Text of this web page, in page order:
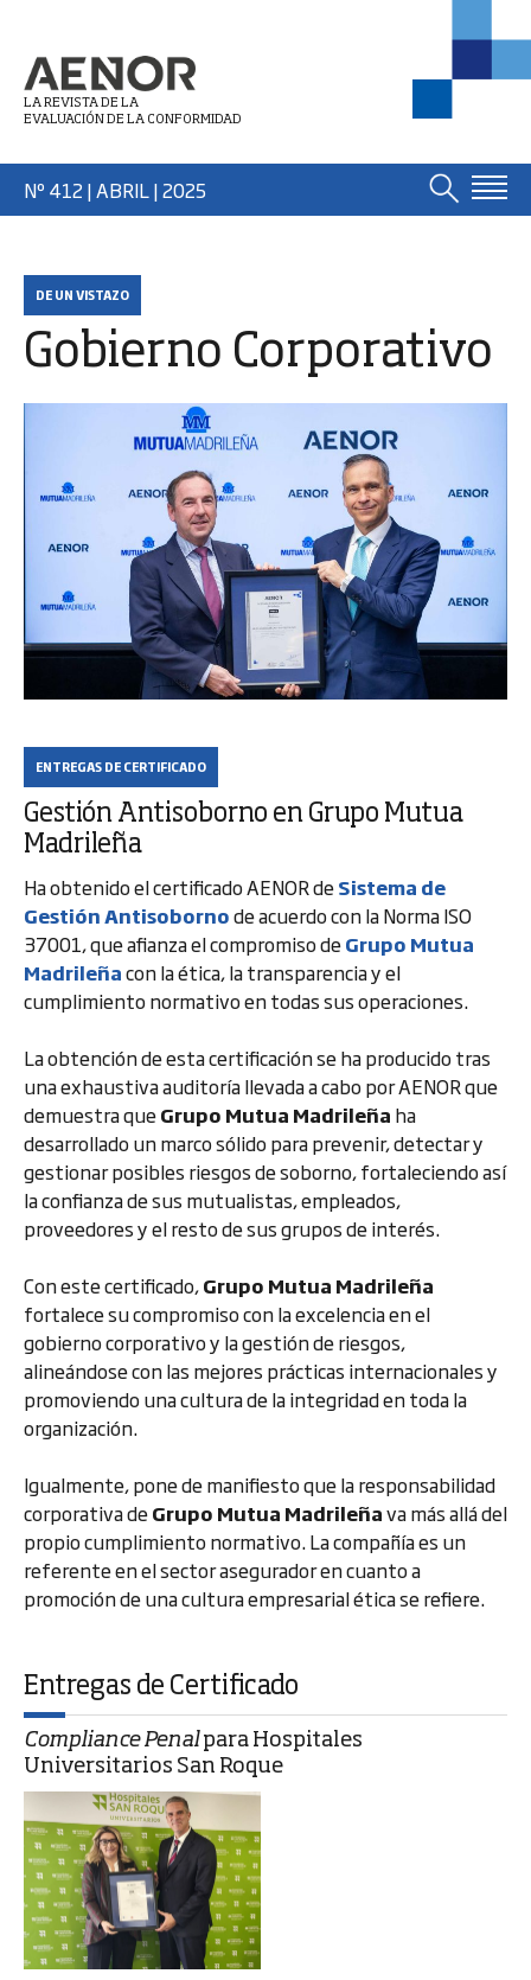
LA REVISTA DE LA
EVALUACIÓN DE LA CONFORMIDAD
Nº 412 | ABRIL| 2025
DE UN VISTAZO
Gobierno Corporativo
ENTREGAS DE CERTIFICADO
Gestión Antisoborno en Grupo Mutua
Madrileña
Ha obtenido el certificado AENOR deSistema de
Gestión Antisobornode acuerdo con la Norma ISO
37001, que afianza el compromiso deGrupo Mutua
Madrileñacon la ética, la transparencia y el
cumplimiento normativo en todas sus operaciones.
La obtención de esta certificación se ha producido tras
una exhaustiva auditoría llevada a cabo por AENOR que
demuestra queGrupo Mutua Madrileña ha
desarrollado un marco sólido para prevenir, detectar y
gestionar posibles riesgos de soborno, fortaleciendo así
la confianza de sus mutualistas, empleados,
proveedores y el resto de sus grupos de interés.
Con este certificado,Grupo Mutua Madrileña
fortalece su compromiso con la excelencia en el
gobierno corporativo y la gestión de riesgos,
alineándose con las mejores prácticas internacionales y
promoviendo una cultura de la integridad en toda la
organización.
Igualmente, pone de manifiesto que la responsabilidad
corporativa deGrupo Mutua Madrileñava más allá del
propio cumplimiento normativo. La compañía es un
referente en el sector asegurador en cuanto a
promoción de una cultura empresarial ética se refiere.
Entregas de Certificado
Compliance Penalpara Hospitales
Universitarios San Roque